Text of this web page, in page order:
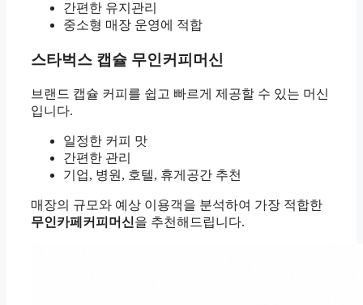
간편한 유지관리
중소형 매장 운영에 적합
스타벅스 캡슐 무인커피머신
브랜드 캡슐 커피를 쉽고 빠르게 제공할 수 있는 머신
입니다.
일정한 커피 맛
간편한 관리
기업, 병원, 호텔, 휴게공간 추천
매장의 규모와 예상 이용객을 분석하여 가장 적합한
무인카페커피머신을 추천해드립니다.